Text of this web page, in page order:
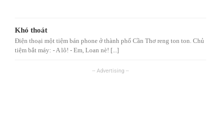
Khó thoát
Điện thoại một tiệm bán phone ở thành phố Cần Thơ reng ton ton. Chủ
tiệm bắt máy: - A lô! - Em, Loan nè! [...]